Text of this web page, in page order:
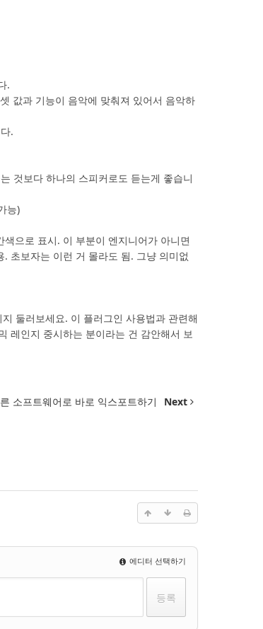
.
값과 기능이 음악에 맞춰져 있어서 음악하
.
것보다 하나의 스피커로도 듣는게 좋습니
능)
으로 표시. 이 부분이 엔지니어가 아니면
초보자는 이런 거 몰라도 됨. 그냥 의미없
둘러보세요. 이 플러그인 사용법과 관련해
레인지 중시하는 분이라는 건 감안해서 보
소프트웨어로 바로 익스포트하기 Next
에디터 선택하기